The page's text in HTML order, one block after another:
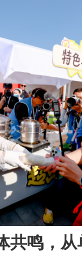
共鸣 ， 从